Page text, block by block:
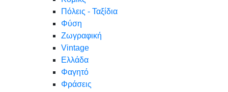
Πόλεις - Ταξίδια
Φύση
Ζωγραφική
Vintage
Ελλάδα
Φαγητό
Φράσεις